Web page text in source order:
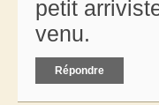
petit
venu.
Répondre